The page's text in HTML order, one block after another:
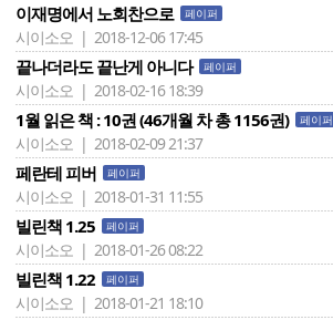
이재명에서 노회찬으로 페이퍼
시이소오 | 2018-12-06 17:45
끝나더라도 끝난게 아니다 페이퍼
시이소오 | 2018-02-16 18:39
1월 읽은 책 : 10권 (46개월 차 총 1156권) 페이퍼
시이소오 | 2018-02-09 21:37
페란테 피버 페이퍼
시이소오 | 2018-01-31 11:55
빌린책 1.25 페이퍼
시이소오 | 2018-01-26 08:22
빌린책 1.22 페이퍼
시이소오 | 2018-01-21 18:10